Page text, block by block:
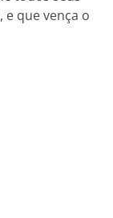
que vença o